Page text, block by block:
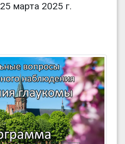
25 марта 2025 г.